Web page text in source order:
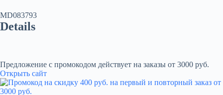
MD083793
Details
Предложение с промокодом действует на заказы от 3000 руб.
Открыть сайт